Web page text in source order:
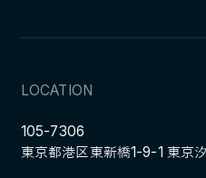
LOCATION
105-7306
東京都港区東新橋1-9-1 東京